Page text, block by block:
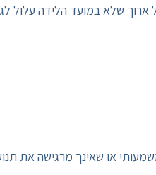
שלא במועד הלידה עלול
או שאינך מרגישה את